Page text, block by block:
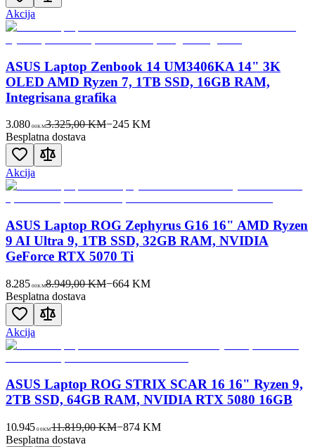
Akcija
ASUS Laptop Zenbook 14 UM3406KA 14" 3K
OLED AMD Ryzen 7, 1TB SSD, 16GB RAM,
Integrisana grafika
3.080 00KM3.325,00 KM−245KM
Besplatna dostava
Akcija
ASUS Laptop ROG Zephyrus G16 16" AMD Ryzen
9 AI Ultra 9, 1TB SSD, 32GB RAM, NVIDIA
GeForce RTX 5070 Ti
8.285 00KM8.949,00 KM−664KM
Besplatna dostava
Akcija
ASUS Laptop ROG STRIX SCAR 16 16" Ryzen 9,
2TB SSD, 64GB RAM, NVIDIA RTX 5080 16GB
10.945 00KM11.819,00 KM−874KM
Besplatna dostava